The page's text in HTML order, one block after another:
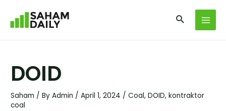
DOID
Saham / ByAdmin /April 1, 2024 /Coal,DOID,kontraktor
coal